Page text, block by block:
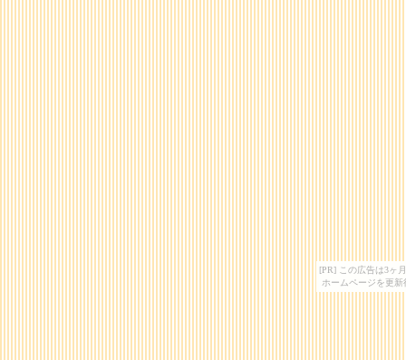
[PR] この広告は3ヶ
ホームページを更